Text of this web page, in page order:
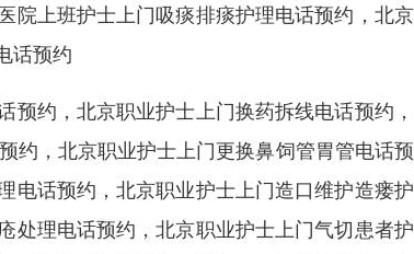
院上班护士上门吸痰排痰护理电话预约，北
话预约
预约，北京职业护士上门换药拆线电话预约
约，北京职业护士上门更换鼻饲管胃管电话
电话预约，北京职业护士上门造口维护造瘘
处理电话预约，北京职业护士上门气切患者